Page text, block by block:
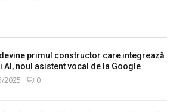
primul constructor care integrează
AI, noul asistent vocal de la Google
2025 0